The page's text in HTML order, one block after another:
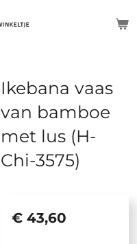
Ikebana vaas
van bamboe
met lus (H-
Chi-3575)
€ 43,60